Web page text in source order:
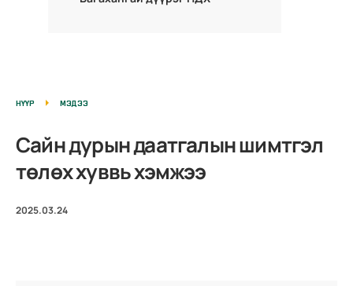
НҮҮР МЭДЭЭ
Сайн дурын даатгалын шимтгэл
төлөх хуввь хэмжээ
2025.03.24